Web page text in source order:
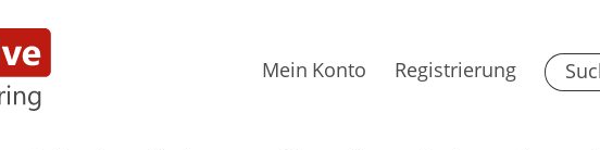
Mein Konto Registrierung